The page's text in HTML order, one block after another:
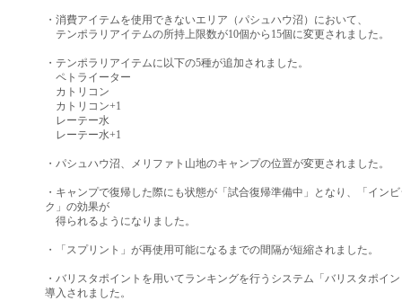
・消費アイテムを使用できないエリア（パシュハウ沼）において、
テンポラリアイテムの所持上限数が10個から15個に変更されました。
・テンポラリアイテムに以下の5種が追加されました。
ペトライーター
カトリコン
カトリコン+1
レーテー水
レーテー水+1
・パシュハウ沼、メリファト山地のキャンプの位置が変更されました。
・キャンプで復帰した際にも状態が「試合復帰準備中」となり、「イン
ク」の効果が
得られるようになりました。
・「スプリント」が再使用可能になるまでの間隔が短縮されました。
・バリスタポイントを用いてランキングを行うシステム「バリスタポイ
導入されました。